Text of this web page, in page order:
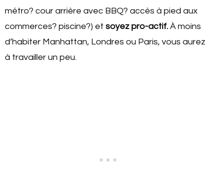
métro? cour arrière avec BBQ? accès à pied aux
commerces? piscine?) et soyez pro-actif. À moins
d’habiter Manhattan, Londres ou Paris, vous aurez
à travailler un peu.